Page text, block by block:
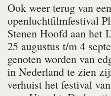
Ook weer terug van
openluchtfilmfestival
Stenen Hoofd aan het
25 augustus t/m 4
genoten worden van
in Nederland te zien
verhuist het festival